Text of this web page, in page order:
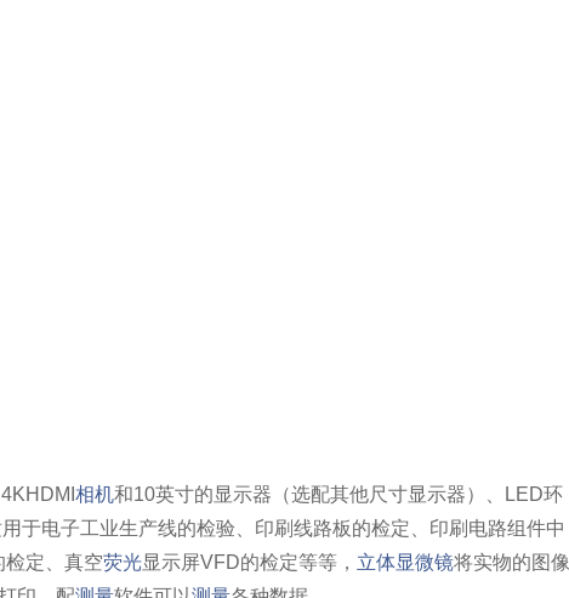
相机和10英寸的显示器（选配其他尺寸显示器）、LED环
于电子工业生产线的检验、印刷线路板的检定、印刷电路组件中
定、真空荧光显示屏VFD的检定等等， 立体显微镜将实物的图像